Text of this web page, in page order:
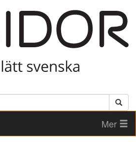
Mer